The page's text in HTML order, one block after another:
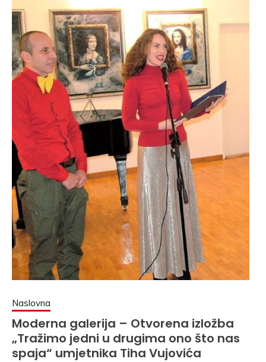
Naslovna
Moderna galerija – Otvorena izložba
„Tražimo jedni u drugima ono što nas
spaja“ umjetnika Tiha Vujovića